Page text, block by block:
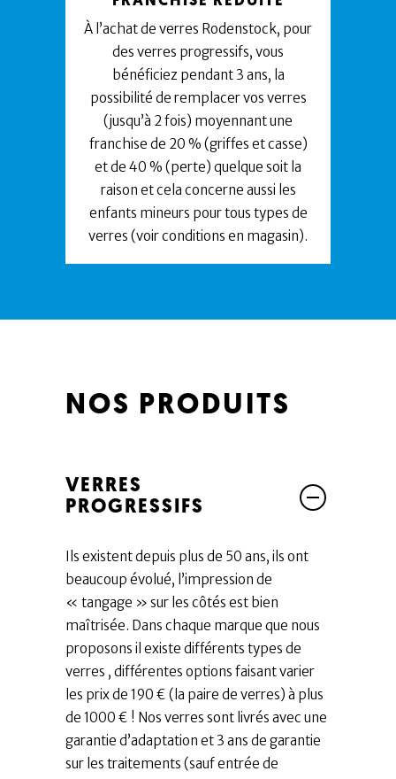
À l’achat de verres Rodenstock, pour
des verres progressifs, vous
bénéficiez pendant 3 ans, la
possibilité de remplacer vos verres
(jusqu’à 2 fois) moyennant une
franchise de 20 % (griffes et casse)
et de 40 % (perte) quelque soit la
raison et cela concerne aussi les
enfants mineurs pour tous types de
verres (voir conditions en magasin).
NOS PRODUITS
VERRES
PROGRESSIFS
Ils existent depuis plus de 50 ans, ils ont
beaucoup évolué, l’impression de
« tangage » sur les côtés est bien
maîtrisée. Dans chaque marque que nous
proposons il existe différents types de
verres , différentes options faisant varier
les prix de 190 € (la paire de verres) à plus
de 1000 € ! Nos verres sont livrés avec une
garantie d’adaptation et 3 ans de garantie
sur les traitements (sauf entrée de